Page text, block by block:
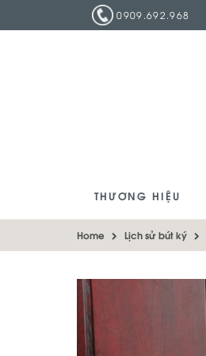
0909.692.968
THƯƠNG HIỆU
Home Lịch sử bút ký